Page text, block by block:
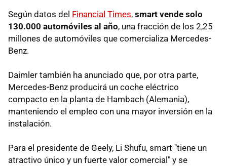
Según datos del Financial Times, smart vende solo
130.000 automóviles al año, una fracción de los 2,25
millones de automóviles que comercializa Mercedes-
Benz.
Daimler también ha anunciado que, por otra parte,
Mercedes-Benz producirá un coche eléctrico
compacto en la planta de Hambach (Alemania),
manteniendo el empleo con una mayor inversión en la
instalación.
Para el presidente de Geely, Li Shufu, smart "tiene un
atractivo único y un fuerte valor comercial" y se